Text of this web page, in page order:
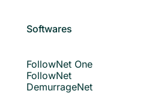
Softwares
FollowNet One
FollowNet
DemurrageNet